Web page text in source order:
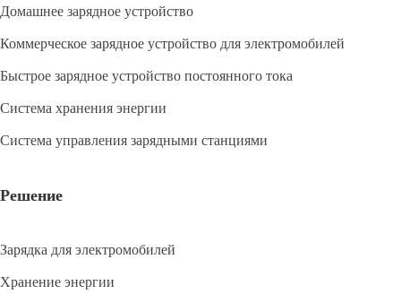
Домашнее зарядное устройство
Коммерческое зарядное устройство для электромобилей
Быстрое зарядное устройство постоянного тока
Система хранения энергии
Система управления зарядными станциями
Решение
Зарядка для электромобилей
Хранение энергии